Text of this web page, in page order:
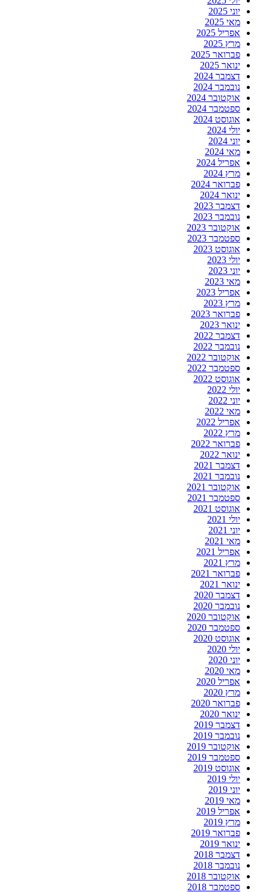
יוני 2025
מאי 2025
אפריל 2025
מרץ 2025
פברואר 2025
ינואר 2025
דצמבר 2024
נובמבר 2024
אוקטובר 2024
ספטמבר 2024
אוגוסט 2024
יולי 2024
יוני 2024
מאי 2024
אפריל 2024
מרץ 2024
פברואר 2024
ינואר 2024
דצמבר 2023
נובמבר 2023
אוקטובר 2023
ספטמבר 2023
אוגוסט 2023
יולי 2023
יוני 2023
מאי 2023
אפריל 2023
מרץ 2023
פברואר 2023
ינואר 2023
דצמבר 2022
נובמבר 2022
אוקטובר 2022
ספטמבר 2022
אוגוסט 2022
יולי 2022
יוני 2022
מאי 2022
אפריל 2022
מרץ 2022
פברואר 2022
ינואר 2022
דצמבר 2021
נובמבר 2021
אוקטובר 2021
ספטמבר 2021
אוגוסט 2021
יולי 2021
יוני 2021
מאי 2021
אפריל 2021
מרץ 2021
פברואר 2021
ינואר 2021
דצמבר 2020
נובמבר 2020
אוקטובר 2020
ספטמבר 2020
אוגוסט 2020
יולי 2020
יוני 2020
מאי 2020
אפריל 2020
מרץ 2020
פברואר 2020
ינואר 2020
דצמבר 2019
נובמבר 2019
אוקטובר 2019
ספטמבר 2019
אוגוסט 2019
יולי 2019
יוני 2019
מאי 2019
אפריל 2019
מרץ 2019
פברואר 2019
ינואר 2019
דצמבר 2018
נובמבר 2018
אוקטובר 2018
ספטמבר 2018